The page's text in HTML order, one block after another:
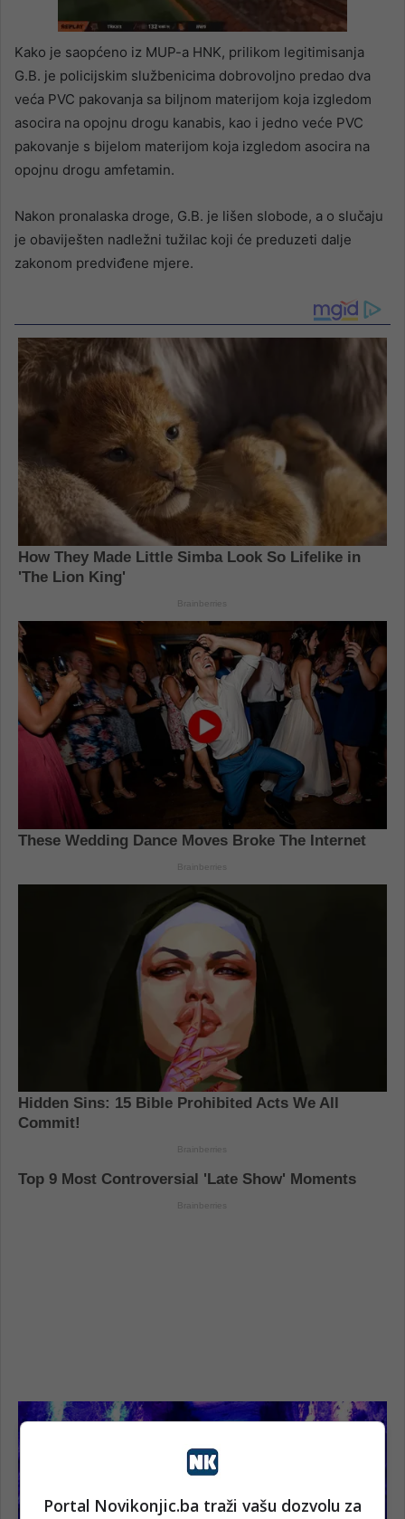
Kako je saopćeno iz MUP-a HNK, prilikom legitimisanja
G.B. je policijskim službenicima dobrovoljno predao dva
veća PVC pakovanja sa biljnom materijom koja izgledom
asocira na opojnu drogu kanabis, kao i jedno veće PVC
pakovanje s bijelom materijom koja izgledom asocira na
opojnu drogu amfetamin.
Nakon pronalaska droge, G.B. je lišen slobode, a o slučaju
je obaviješten nadležni tužilac koji će preduzeti dalje
zakonom predviđene mjere.
Portal Novikonjic.ba traži vašu dozvolu za